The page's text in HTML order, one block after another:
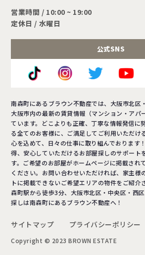
営業時間 / 10:00 ~ 19:00
定休日 / 水曜日
公式SNS
南森町にあるブラウン不動産では、大阪市北区
大阪市内の最新の賃貸情報（マンション・アパ
ています。どこよりも正確、丁寧な情報発信に
る全てのお客様に、ご満足してご利用いただけ
心を込めて、日々の仕事に取り組んでおります
得、安心していただけるお部屋探しのサポート
す。ご希望のお部屋がホームページに掲載され
ください。お問い合わせいただければ、家主様
トに掲載できないご希望エリアの物件をご紹介
森町駅から徒歩3分、大阪市北区・中央区・西
探しは南森町にあるブラウン不動産へ！
サイトマップ プライバシーポリシー
Copyright © 2023 BROWN ESTATE